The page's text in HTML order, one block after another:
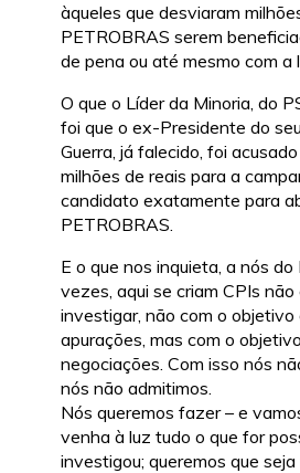
àqueles que desviaram
PETROBRAS serem
de pena ou até mesmo com a
O que o Líder da Minoria, do
foi que o ex-Presidente do
Guerra, já falecido, foi
milhões de reais para a
candidato exatamente para
PETROBRAS.
E o que nos inquieta, a nós do
vezes, aqui se criam CPIs
investigar, não com o
apurações, mas com o
negociações. Com isso nós
nós não admitimos.
Nós queremos fazer – e
venha à luz tudo o que for
investigou; queremos que